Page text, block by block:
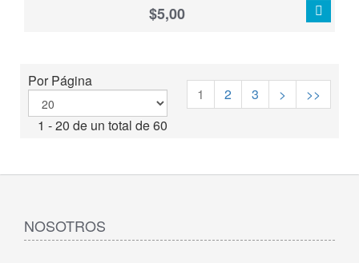
$5,00
Por Página
1 - 20 de un total de 60
1 2 3 > >>
NOSOTROS